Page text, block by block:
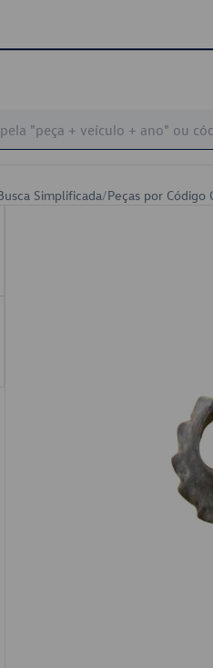
Simplificada/Peças por Código